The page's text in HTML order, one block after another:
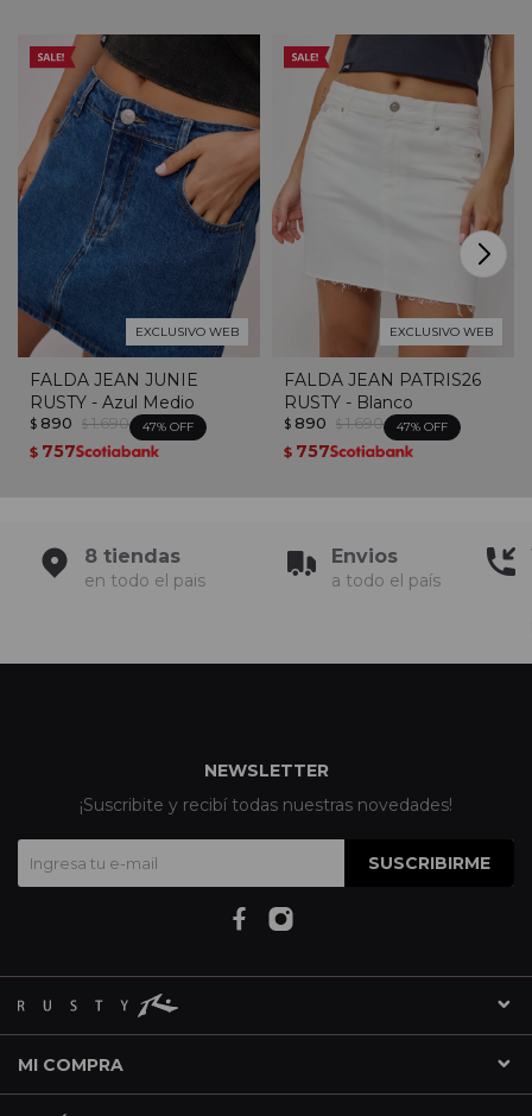
EXCLUSIVO WEB
FALDA JEAN JUNIE
RUSTY - Azul Medio
$ 890 $ 1.690 47
$ 757
EXCLUSIVO WEB
FALDA JEAN PATRIS26
RUSTY - Blanco
$ 890 $ 1.690 47
$ 757
8 tiendas
en todo el pais
Envios
a todo el país
MI COMPRA
NEWSLETTER
¡Suscribite y recibí todas nuestras novedades!
SUSCRIBIRME